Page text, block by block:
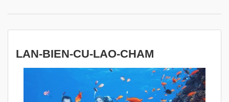
LAN-BIEN-CU-LAO-CHAM